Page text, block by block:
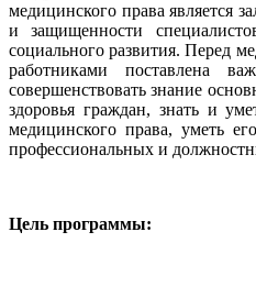
медицинского права является
и защищенности
социального развития. Перед
работниками поставлена
совершенствовать знание
здоровья граждан, знать и
медицинского права, уметь
профессиональных и
Цель программы: